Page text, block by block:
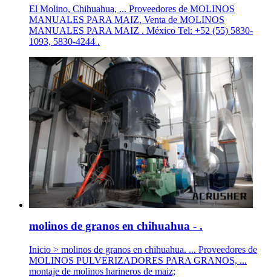
El Molino, Chihuahua, ... Proveedores de MOLINOS
MANUALES PARA MAIZ, Venta de MOLINOS
MANUALES PARA MAIZ . México Tel: +52 (55) 5830-
1093, 5830-4244 .
molinos de granos en chihuahua - .
Inicio > molinos de granos en chihuahua. ... Proveedores de
MOLINOS PULVERIZADORES PARA GRANOS, ...
montaje de molinos harineros de maiz;